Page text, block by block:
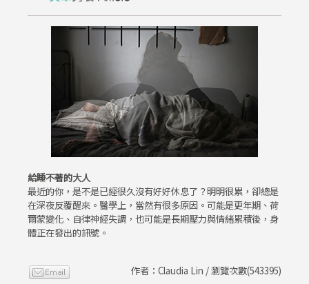
給睡不著的大人
最近的你，是不是已經很久沒有好好休息了？明明很累，卻總是
在深夜反覆醒來。醫學上，當然有很多原因。可能是更年期、荷
爾蒙變化、自律神經失調，也可能是長期壓力與情緒累積後，身
體正在發出的訊號。
作者：Claudia Lin / 瀏覽次數(543395)